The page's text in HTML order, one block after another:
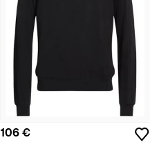
106 €